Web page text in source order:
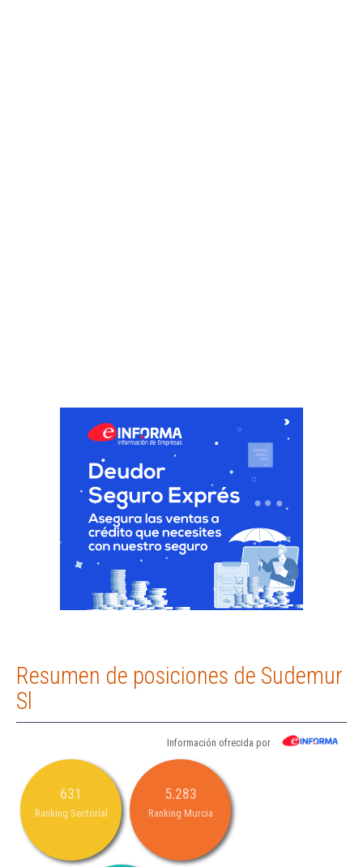
Resumen de posiciones de Sudemur
Sl
Información ofrecida por
631
Ranking Sectorial
5.283
Ranking Murcia